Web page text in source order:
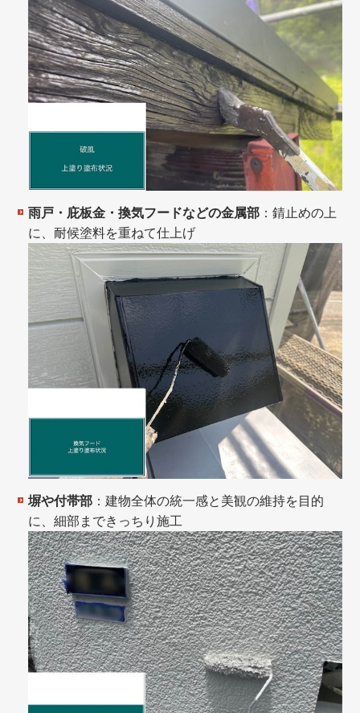
雨戸・庇板金・換気フードなどの金属部 ：錆止めの上
に、耐候塗料を重ねて仕上げ
塀や付帯部 ：建物全体の統一感と美観の維持を目的
に、細部まできっちり施工